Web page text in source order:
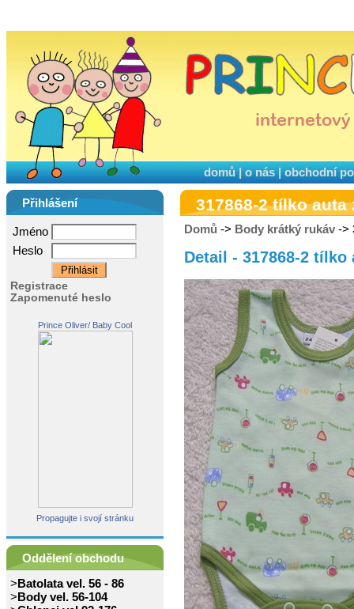
domů|o nás|obchodní
Přihlášení
Jméno
Heslo
Registrace
Zapomenuté heslo
Prince Oliver/ Baby Cool
Propagujte i svojí stránku
Oddělení obchodu
>Batolata vel. 56 - 86
>Body vel. 56-104
317868-2 tílko auta
Domů -> Body krátký rukáv ->
Detail - 317868-2 tílko